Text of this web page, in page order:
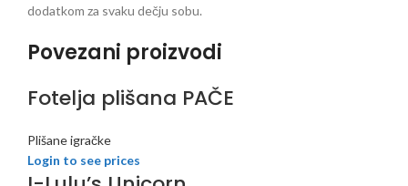
dodatkom za svaku dečju sobu.
Povezani proizvodi
Fotelja plišana PAČE
Plišane igračke
Login to see prices